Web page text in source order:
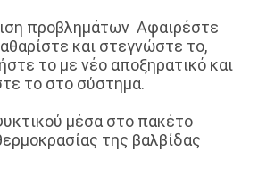
προβλημάτων ️ Αφαιρέστε
και στεγνώστε το,
το με νέο αποξηρατικό και
το στο σύστημα.
μέσα στο πακέτο
της βαλβίδας